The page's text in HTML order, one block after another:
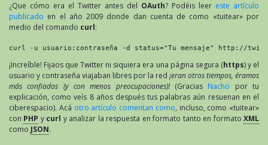
¿Que cómo era el Twitter antes del OAuth? Podéis leer este artículo
publicado en el año 2009 donde dan cuenta de como «tuitear» por
medio del comando curl:
curl -u usuario:contraseña -d status="Tu mensaje" http://
¡Increíble! Fijaos que Twitter ni siquiera era una página segura (https) y el
usuario y contraseña viajaban libres por la red ¡eran otros tiempos, éramos
más confiados (y con menos preocupaciones)! (Gracias Nacho por tu
explicación, como veís 8 años después tus palabras aún resuenan en el
ciberespacio). Acá otro artículo comentan como, incluso, como «tuitear»
con PHP y curl y analizar la respuesta en formato tanto en formatoXML
como JSON.